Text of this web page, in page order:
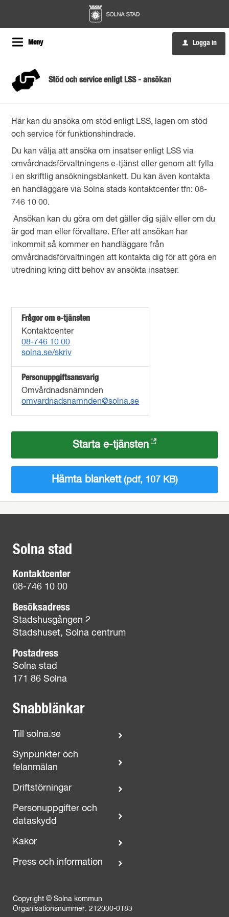
Meny u Logga in
Stöd och service enligt LSS - ansökan
Här kan du ansöka om stöd enligt LSS, lagen om stöd
och service för funktionshindrade.
Du kan välja att ansöka om insatser enligt LSS via
omvårdnadsförvaltningens e-tjänst eller genom att fylla
i en skriftlig ansökningsblankett. Du kan även kontakta
en handläggare via Solna stads kontaktcenter tfn: 08-
746 10 00.
Ansökan kan du göra om det gäller dig själv eller om du
är god man eller förvaltare. Efter att ansökan har
inkommit så kommer en handläggare från
omvårdnadsförvaltningen att kontakta dig för att göra en
utredning kring ditt behov av ansökta insatser.
Frågor om e-tjänsten
Kontaktcenter
08-746 10 00
solna.se/skriv
Personuppgiftsansvarig
Omvårdnadsnämnden
omvardnadsnamnden@solna.se
Starta e-tjänsten
Hämta blankett(pdf, 107 KB)
Solna stad
Kontaktcenter
08-746 10 00
Besöksadress
Stadshusgången 2
Stadshuset, Solna centrum
Postadress
Solna stad
171 86 Solna
Snabblänkar
Till solna.se
Synpunkter och
felanmälan
Driftstörningar
Personuppgifter och
dataskydd
Kakor
Press och information
Copyright © Solna kommun
Organisationsnummer: 212000-0183